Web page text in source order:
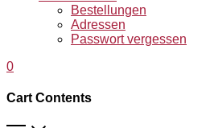
Bestellungen
Adressen
Passwort vergessen
0
Cart Contents